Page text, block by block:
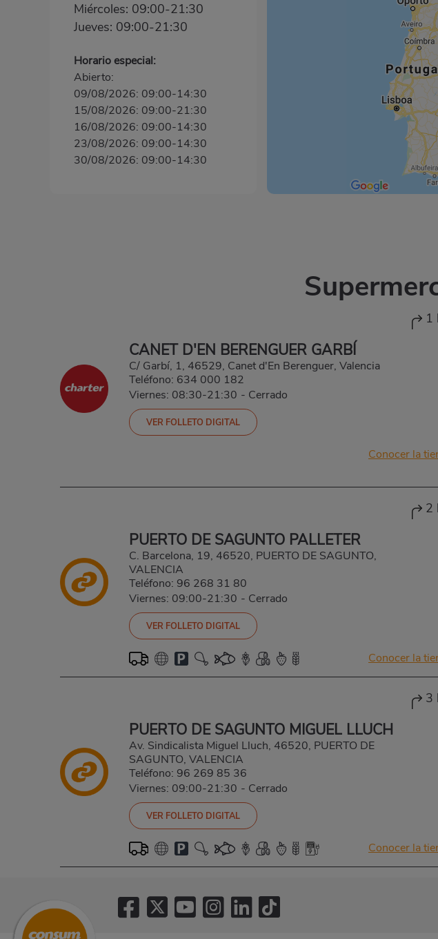
Miércoles: 09:00-21:30
Jueves: 09:00-21:30
Horario especial:
Abierto:
09/08/2026: 09:00-14:30
15/08/2026: 09:00-21:30
16/08/2026: 09:00-14:30
23/08/2026: 09:00-14:30
30/08/2026: 09:00-14:30
1
CANET D'EN BERENGUER GARBÍ
C/ Garbí, 1, 46529, Canet d'En Berenguer, Valencia
Teléfono: 634 000 182
Viernes: 08:30-21:30 - Cerrado
VER FOLLETO DIGITAL
Conocer la
2
PUERTO DE SAGUNTO PALLETER
C. Barcelona, 19, 46520, PUERTO DE SAGUNTO,
VALENCIA
Teléfono: 96 268 31 80
Viernes: 09:00-21:30 - Cerrado
VER FOLLETO DIGITAL
Conocer la
3
PUERTO DE SAGUNTO MIGUEL LLUCH
Av. Sindicalista Miguel Lluch, 46520, PUERTO DE
SAGUNTO, VALENCIA
Teléfono: 96 269 85 36
Viernes: 09:00-21:30 - Cerrado
VER FOLLETO DIGITAL
Conocer la